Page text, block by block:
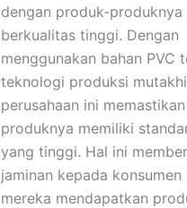
dengan produk-produknya
berkualitas tinggi. Dengan
menggunakan bahan PVC
teknologi produksi
perusahaan ini
produknya memiliki
yang tinggi. Hal ini
jaminan kepada konsumen
mereka mendapatkan